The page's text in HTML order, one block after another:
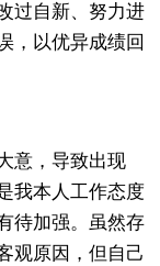
过自新、努力进
，以优异成绩回
意，导致出现
我本人工作态度
待加强。虽然存
观原因，但自己